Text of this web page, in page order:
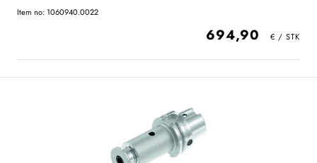
Item no: 1060940.0022
694,90